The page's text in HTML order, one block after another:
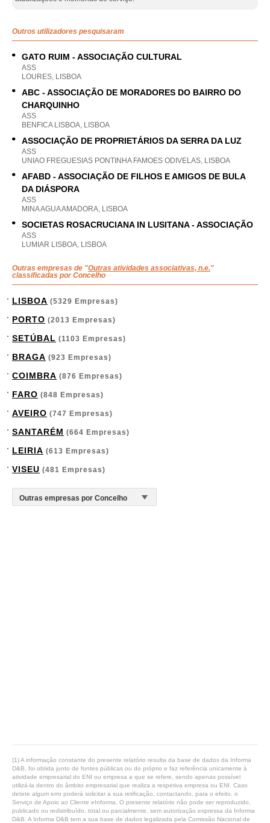
Outros utilizadores pesquisaram
GATO RUIM - ASSOCIAÇÃO CULTURAL
ASS
LOURES, LISBOA
ABC - ASSOCIAÇÃO DE MORADORES DO BAIRRO DO
CHARQUINHO
ASS
BENFICA LISBOA, LISBOA
ASSOCIAÇÃO DE PROPRIETÁRIOS DA SERRA DA LUZ
ASS
UNIAO FREGUESIAS PONTINHA FAMOES ODIVELAS, LISBOA
AFABD - ASSOCIAÇÃO DE FILHOS E AMIGOS DE BULA
DA DIÁSPORA
ASS
MINA AGUA AMADORA, LISBOA
SOCIETAS ROSACRUCIANA IN LUSITANA - ASSOCIAÇÃO
ASS
LUMIAR LISBOA, LISBOA
Outras empresas de "Outras atividades associativas, n.e."
classificadas por Concelho
LISBOA (5329 Empresas)
PORTO (2013 Empresas)
SETÚBAL (1103 Empresas)
BRAGA (923 Empresas)
COIMBRA (876 Empresas)
FARO (848 Empresas)
AVEIRO (747 Empresas)
SANTARÉM (664 Empresas)
LEIRIA (613 Empresas)
VISEU (481 Empresas)
(1) A informação constante do presente relatório resulta da base de dados da Informa
D&B, foi obtida junto de fontes públicas ou do próprio e faz referência unicamente à
atividade empresarial do ENI ou empresa a que se refere, sendo apenas possível
utilizá-la dentro do âmbito empresarial que realiza a respetiva empresa ou ENI. Caso
detete algum erro poderá solicitar a sua retificação, contactando, para o efeito, o
Serviço de Apoio ao Cliente eInforma. O presente relatório não pode ser reproduzido,
publicado ou redistribuído, total ou parcialmente, sem autorização expressa da Informa
D&B. A Informa D&B tem a sua base de dados legalizada pela Comissão Nacional de